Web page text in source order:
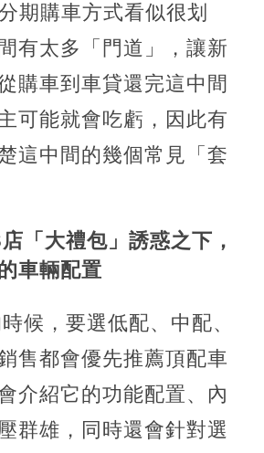
期購車方式看似很划
有太多「門道」，讓新
購車到車貸還完這中間
可能就會吃虧，因此有
這中間的幾個常見「套
「大禮包」誘惑之下，
車輛配置
候，要選低配、中配、
售都會優先推薦頂配車
介紹它的功能配置、內
群雄，同時還會針對選